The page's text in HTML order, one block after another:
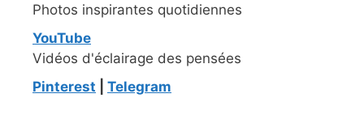
Photos inspirantes quotidiennes
YouTube
Vidéos d'éclairage des pensées
Pinterest
Telegram